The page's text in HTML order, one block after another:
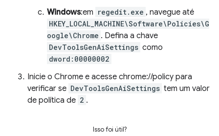
Windows:em regedit.exe , navegue até
HKEY_LOCAL_MACHINE\Software\Policies\G
oogle\Chrome . Defina a chave
DevToolsGenAiSettings como
dword:00000002
Inicie o Chrome e acesse chrome://policy para
verificar se DevToolsGenAiSettings tem um valor
de política de 2 .
Isso foi útil?